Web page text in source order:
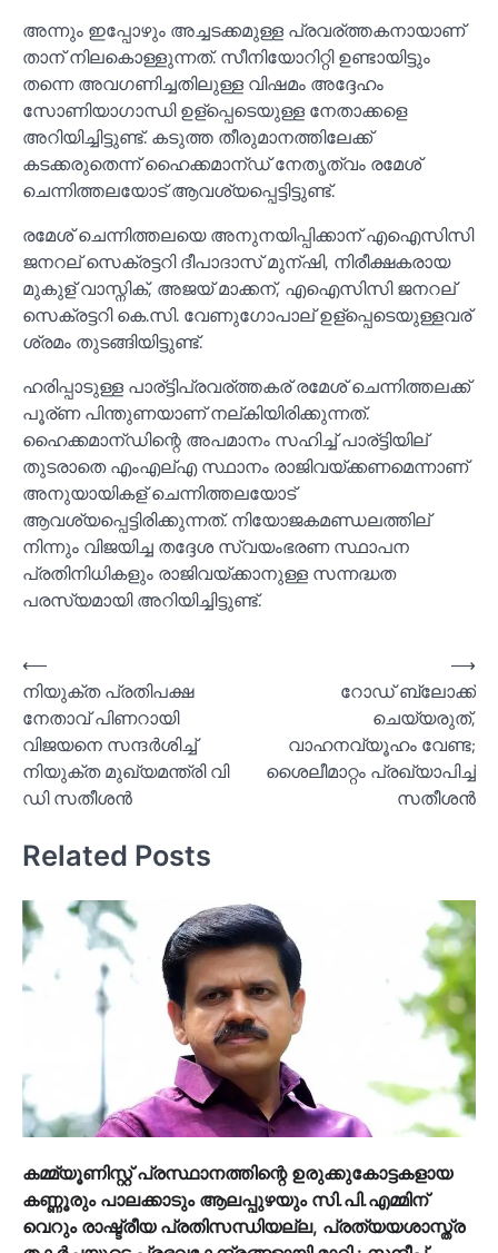
അന്നും ഇപ്പോഴും അച്ചടക്കമുള്ള പ്രവര്ത്തകനായാണ്
താന് നിലകൊള്ളുന്നത്. സീനിയോറിറ്റി ഉണ്ടായിട്ടും
തന്നെ അവഗണിച്ചതിലുള്ള വിഷമം അദ്ദേഹം
സോണിയാഗാന്ധി ഉള്പ്പെടെയുള്ള നേതാക്കളെ
അറിയിച്ചിട്ടുണ്ട്. കടുത്ത തീരുമാനത്തിലേക്ക്
കടക്കരുതെന്ന് ഹൈക്കമാന്ഡ് നേതൃത്വം രമേശ്
ചെന്നിത്തലയോട് ആവശ്യപ്പെട്ടിട്ടുണ്ട്.
രമേശ് ചെന്നിത്തലയെ അനുനയിപ്പിക്കാന് എഐസിസി
ജനറല് സെക്രട്ടറി ദീപാദാസ് മുന്ഷി, നിരീക്ഷകരായ
മുകുള് വാസ്നിക്, അജയ് മാക്കന്, എഐസിസി ജനറല്
സെക്രട്ടറി കെ.സി. വേണുഗോപാല് ഉള്പ്പെടെയുള്ളവര്
ശ്രമം തുടങ്ങിയിട്ടുണ്ട്.
ഹരിപ്പാടുള്ള പാര്ട്ടിപ്രവര്ത്തകര് രമേശ് ചെന്നിത്തലക്ക്
പൂര്ണ പിന്തുണയാണ് നല്കിയിരിക്കുന്നത്.
ഹൈക്കമാന്ഡിന്റെ അപമാനം സഹിച്ച്‌ പാര്ട്ടിയില്
തുടരാതെ എംഎല്എ സ്ഥാനം രാജിവയ്ക്കണമെന്നാണ്
അനുയായികള് ചെന്നിത്തലയോട്
ആവശ്യപ്പെട്ടിരിക്കുന്നത്. നിയോജകമണ്ഡലത്തില്
നിന്നും വിജയിച്ച തദ്ദേശ സ്വയംഭരണ സ്ഥാപന
പ്രതിനിധികളും രാജിവയ്ക്കാനുള്ള സന്നദ്ധത
പരസ്യമായി അറിയിച്ചിട്ടുണ്ട്.
Post
navigation
⟵
നിയുക്ത പ്രതിപക്ഷ
നേതാവ് പിണറായി
വിജയനെ സന്ദര്‍ശിച്ച്‌
നിയുക്ത മുഖ്യമന്ത്രി വി
ഡി സതീശന്‍
റോഡ് ബ്ലോക്ക്
ചെയ്യരുത്,
വാഹനവ്യൂഹം വേണ്ട;
ശൈലീമാറ്റം പ്രഖ്യാപിച്ച്‌
സതീശൻ
⟶
Related Posts
കമ്മ്യൂണിസ്റ്റ് പ്രസ്ഥാനത്തിന്റെ ഉരുക്കുകോട്ടകളായ
കണ്ണൂരും പാലക്കാടും ആലപ്പുഴയും സി.പി.എമ്മിന്
വെറും രാഷ്ട്രീയ പ്രതിസന്ധിയല്ല, പ്രത്യയശാസ്ത്ര